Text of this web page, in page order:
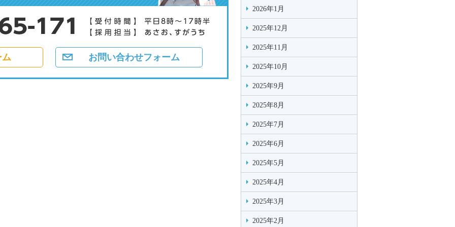
お問い合わせフォーム
2026年1月
2025年12月
2025年11月
2025年10月
2025年9月
2025年8月
2025年7月
2025年6月
2025年5月
2025年4月
2025年3月
2025年2月